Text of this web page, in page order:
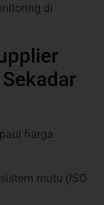
di
harga
mutu (ISO